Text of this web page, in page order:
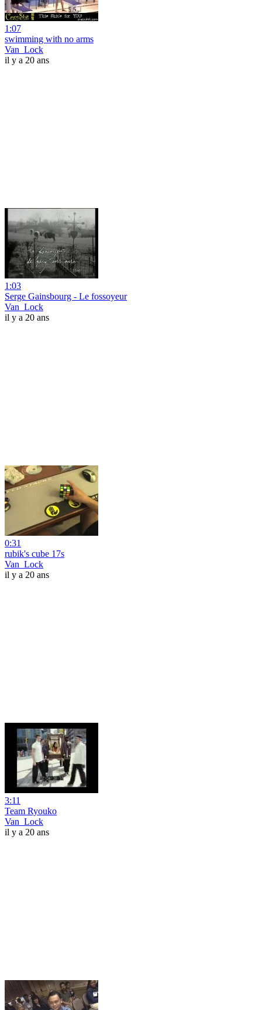
1:07
swimming with no arms
Van_Lock
il y a 20 ans
1:03
Serge Gainsbourg - Le fossoyeur
Van_Lock
il y a 20 ans
0:31
rubik's cube 17s
Van_Lock
il y a 20 ans
3:11
Team Ryouko
Van_Lock
il y a 20 ans